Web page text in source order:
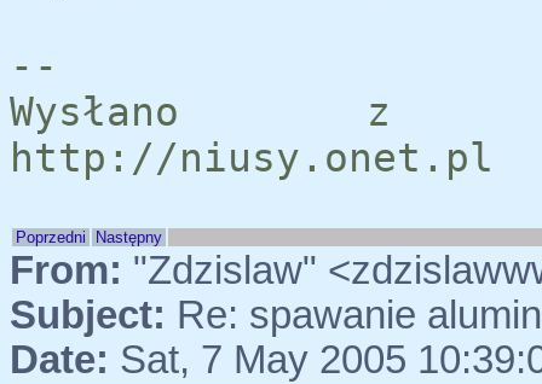
--
Wysłano z
http://niusy.onet.pl
Poprzedni Następny
From: "Zdzislaw"
Subject: Re: spawanie
Date: Sat, 7 May 2005